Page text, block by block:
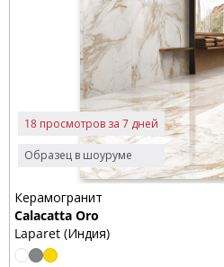
Образец в шоуруме
18 просмотров за 7 дней
Керамогранит
Calacatta Oro
Laparet (Индия)